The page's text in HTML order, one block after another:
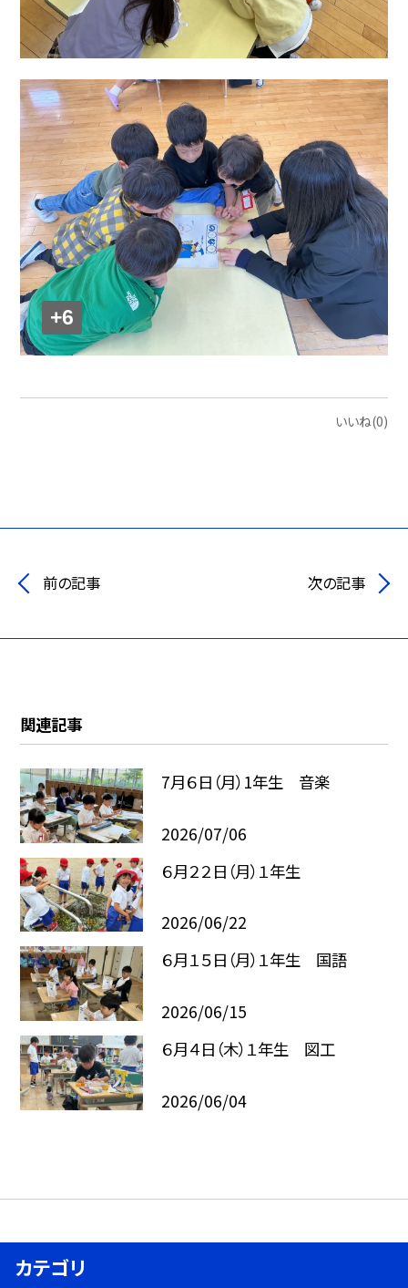
+6
いいね(0)
前の記事 次の記事
関連記事
7月６日（月）1年生 音楽
2026/07/06
６月２２日（月）１年生
2026/06/22
６月１５日（月）１年生 国語
2026/06/15
６月４日（木）１年生 図工
2026/06/04
カテゴリ